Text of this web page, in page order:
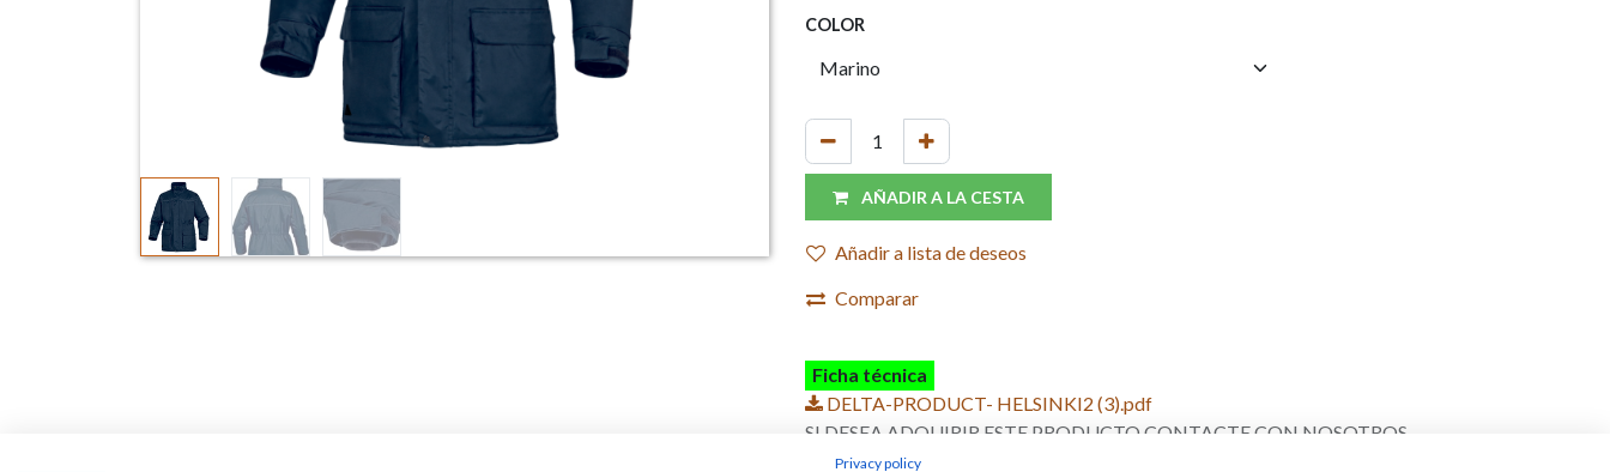
COLOR
AÑADIR A LA CESTA
Añadir a lista de deseos
Comparar
Ficha técnica
DELTA-PRODUCT- HELSINKI2 (3).pdf
SI DESEA ADQUIRIR ESTE PRODUCTO CONTACTE CON NOSOTROS
Privacy policy